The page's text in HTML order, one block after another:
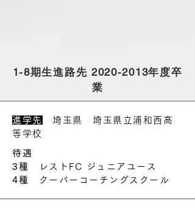
1-8期生進路先 2020-2013年度卒
業
進学先
埼玉県 埼玉県立浦和西高
等学校
待遇
3種
レストFC ジュニアユース
4種
クーバーコーチングスクール